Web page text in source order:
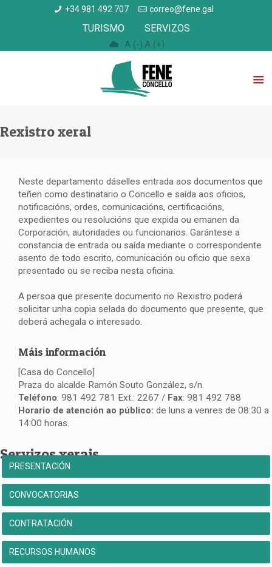
+34 981 492 707 correo@fene.gal
TURISMO SERVIZOS
A (-) A (+)
Rexistro xeral
Neste departamento dáselles entrada aos documentos que
teñen como destinatario o Concello e saída aos oficios,
notificacións, ordes, comunicacións, certificacións,
expedientes ou resolucións que expida ou emanen da
Corporación, autoridades ou funcionarios. Garántese a
constancia de entrada ou saída mediante o correspondente
asento de todo escrito, comunicación ou oficio que sexa
presentado ou se reciba nesta oficina.
A persoa que presente documento no Rexistro poderá
solicitar unha copia selada do documento que presente, que
deberá achegala o interesado.
Máis información
[Casa do Concello]
Praza do alcalde Ramón Souto González, s/n.
Teléfono: 981 492 781 Ext.: 2267 / Fax: 981 492 788
Horario de atención ao público: de luns a venres de 08:30 a
14:00 horas.
Servizos xerais
PRESENTACIÓN
CONVOCATORIAS
CONTRATACIÓN
RECURSOS HUMANOS